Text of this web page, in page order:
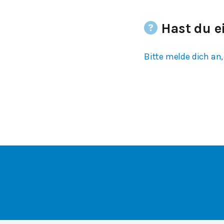
Hast du
Bitte melde dich an,